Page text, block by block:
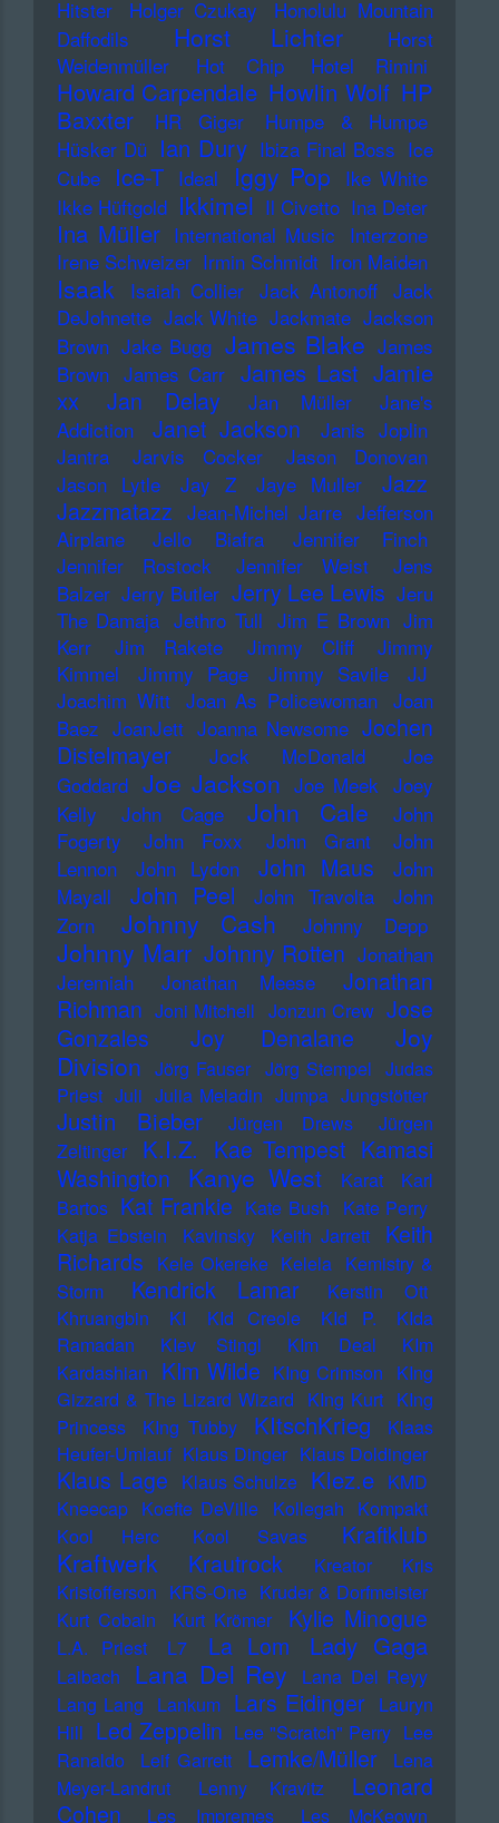
Hitster Holger Czukay
Honolulu Mountain
Daffodils
Horst Lichter
Horst
Weidenmüller
Hot Chip Hotel Rimini
Howard Carpendale Howlin Wolf HP
Baxxter
HR Giger
Humpe & Humpe
Hüsker Dü Ian Dury Ibiza Final Boss Ice
Cube
Ice-T Ideal Iggy Pop Ike White
Ikke Hüftgold Ikkimel Il Civetto Ina Deter
Ina Müller International Music Interzone
Irene Schweizer Irmin Schmidt Iron Maiden
Isaak Isaiah Collier Jack Antonoff Jack
DeJohnette Jack White Jackmate Jackson
Brown Jake Bugg James Blake James
Brown James Carr James Last Jamie
xx
Jan Delay Jan Müller
Jane's
Addiction
Janet Jackson
Janis Joplin
Jantra
Jarvis Cocker
Jason Donovan
Jason Lytle
Jay Z Jaye Muller
Jazz
Jazzmatazz Jean-Michel Jarre Jefferson
Airplane
Jello Biafra
Jennifer Finch
Jennifer Rostock
Jennifer Weist
Jens
Balzer Jerry Butler Jerry Lee Lewis Jeru
The Damaja Jethro Tull Jim E Brown Jim
Kerr
Jim Rakete Jimmy Cliff
Jimmy
Kimmel
Jimmy Page Jimmy Savile
JJ
Joachim Witt Joan As Policewoman Joan
Baez JoanJett Joanna Newsome Jochen
Distelmayer
Jock McDonald
Joe
Goddard Joe Jackson Joe Meek Joey
Kelly
John Cage John Cale
John
Fogerty
John Foxx John Grant
John
Lennon
John Lydon John Maus
John
Mayall
John Peel John Travolta
John
Zorn
Johnny Cash Johnny Depp
Johnny Marr Johnny Rotten Jonathan
Jeremiah
Jonathan Meese
Jonathan
Richman Joni Mitchell Jonzun Crew Jose
Gonzales
Joy Denalane
Joy
Division Jörg Fauser Jörg Stempel Judas
Priest Juli Julia Meladin Jumpa Jungstötter
Justin Bieber Jürgen Drews
Jürgen
Zeltinger
K.I.Z. Kae Tempest Kamasi
Washington
Kanye West Karat
Karl
Bartos Kat Frankie Kate Bush Kate Perry
Katja Ebstein
Kavinsky Keith Jarrett
Keith
Richards Kele Okereke Kelela Kemistry &
Storm
Kendrick Lamar
Kerstin Ott
Khruangbin
KI KId Creole KId P.
KIda
Ramadan
KIev Stingl KIm Deal
KIm
Kardashian KIm Wilde KIng Crimson KIng
Gizzard & The Lizard Wizard KIng Kurt KIng
Princess
KIng Tubby KItschKrieg
Klaas
Heufer-Umlauf Klaus Dinger Klaus Doldinger
Klaus Lage Klaus Schulze Klez.e KMD
Kneecap Koefte DeVille Kollegah Kompakt
Kool Herc
Kool Savas Kraftklub
Kraftwerk Krautrock Kreator
Kris
Kristofferson KRS-One Kruder & Dorfmeister
Kurt Cobain
Kurt Krömer Kylie Minogue
L.A. Priest L7 La Lom Lady Gaga
Laibach Lana Del Rey
Lana Del Reyy
Lang Lang Lankum Lars Eidinger Lauryn
Hill Led Zeppelin Lee "Scratch" Perry Lee
Ranaldo
Leif Garrett Lemke/Müller
Lena
Meyer-Landrut
Lenny Kravitz
Leonard
Cohen
Les Impremes Les McKeown